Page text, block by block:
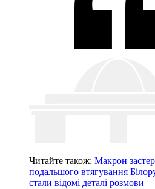
Читайте також: Макрон
подальшого втягування
стали відомі деталі розмови